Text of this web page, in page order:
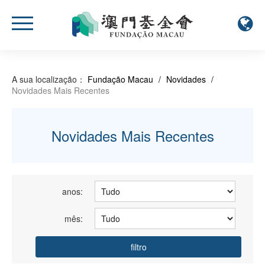
A sua localização： Fundação Macau / Novidades /
Novidades Mais Recentes
Novidades Mais Recentes
anos:
mês:
filtro